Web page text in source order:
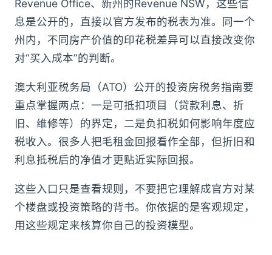
Revenue Office、新州的Revenue NSW，这些信
息是公开的，直接以官方发布的税表为准。同一个
州内，不同房产价值的印花税差异可以直接改变你
对“买入成本”的判断。
澳大利亚税务局（ATO）公开的投资房税务指南要
重点掌握两点：一是可抵扣项目（贷款利息、折
旧、维修等）的界定，二是负扣税如何影响年度应
税收入。很多人把毛租金回报看作全部，但折旧和
利息抵税后的净值才更贴近实际回报。
这些入口只是查看规则，不要把它理解成官方对某
个楼盘或投资策略的背书。你依据的是客观规定，
用这些规定来核算你自己的投资模型。